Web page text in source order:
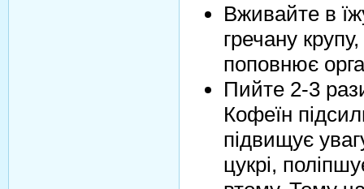
Вживайте в
гречану
поповнює
Пийте 2-3
Кофеїн
підвищує
цукрі,